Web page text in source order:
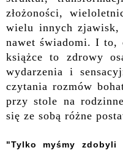
złożoności,
wielu innych zjawisk,
nawet świadomi.I to,
książce to zdrowy
wydarzenia i
czytania rozmów
przy stole na
się ze sobą różne
"Tylko myśmy zdobyli